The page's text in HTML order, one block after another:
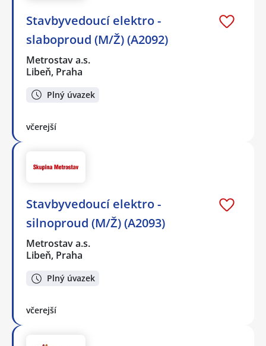
Stavbyvedoucí elektro -
slaboproud (M/Ž) (A2092)
Metrostav a.s.
Libeň, Praha
Plný úvazek
včerejší
Stavbyvedoucí elektro -
silnoproud (M/Ž) (A2093)
Metrostav a.s.
Libeň, Praha
Plný úvazek
včerejší